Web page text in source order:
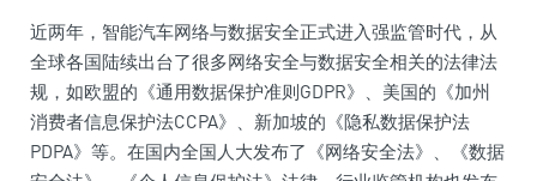
近两年，智能汽车网络与数据安全正式进入强监管时代，从
全球各国陆续出台了很多网络安全与数据安全相关的法律法
规，如欧盟的《通用数据保护准则GDPR》、美国的《加州
消费者信息保护法CCPA》、新加坡的《隐私数据保护法
PDPA》等。在国内全国人大发布了《网络安全法》、《数据